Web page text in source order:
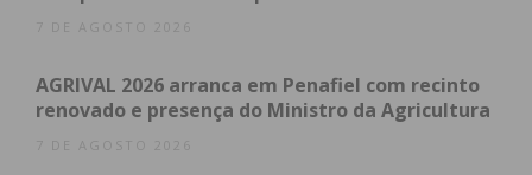
obtenha de forma regular a informação
7 DE AGOSTO 2026
AGRIVAL 2026 arranca em Penafiel com recinto
renovado e presença do Ministro da Agricultura
7 DE AGOSTO 2026